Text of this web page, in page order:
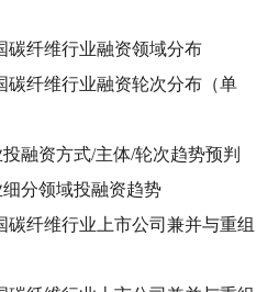
碳纤维行业融资领域分布
碳纤维行业融资轮次分布（单
融资方式/主体/轮次趋势预判
分领域投融资趋势
碳纤维行业上市公司兼并与重组